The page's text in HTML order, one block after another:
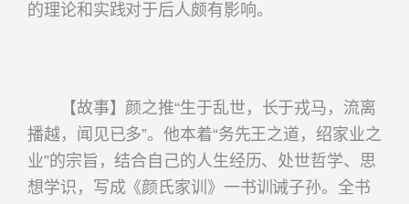
的理论和实践对于后人颇有影响。
【故事】颜之推“生于乱世，长于戎马，流离
播越，闻见已多”。他本着“务先王之道，绍家业之
业”的宗旨，结合自己的人生经历、处世哲学、思
想学识，写成《颜氏家训》一书训诫子孙。全书